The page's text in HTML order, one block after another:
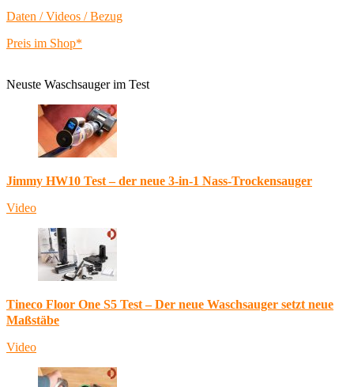
Daten / Videos / Bezug
Preis im Shop*
Neuste Waschsauger im Test
Jimmy HW10 Test – der neue 3-in-1 Nass-Trockensauger
Video
Tineco Floor One S5 Test – Der neue Waschsauger setzt neue
Maßstäbe
Video